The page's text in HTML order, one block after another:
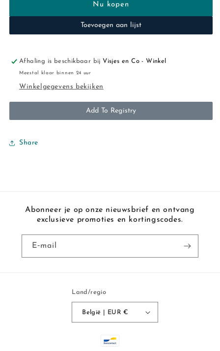
Nu kopen
Toevoegen aan lijst
Afhaling is beschikbaar bijVisjes en Co - Winkel
Meestal klaar binnen 24 uur
Winkelgegevens bekijken
Add To Registry
Share
Abonneer je op onze nieuwsbrief en ontvang
exclusieve promoties en kortingscodes.
E‑mail
Land/regio
België | EUR €
Betaalmethoden